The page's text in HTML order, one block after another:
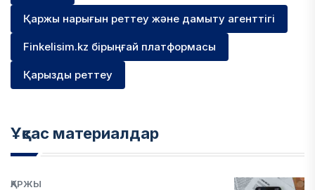
Қаржы нарығын реттеу және дамыту агенттігі
Finkelisim.kz бірыңғай платформасы
Қарызды реттеу
Ұқсас материалдар
ҚАРЖЫ